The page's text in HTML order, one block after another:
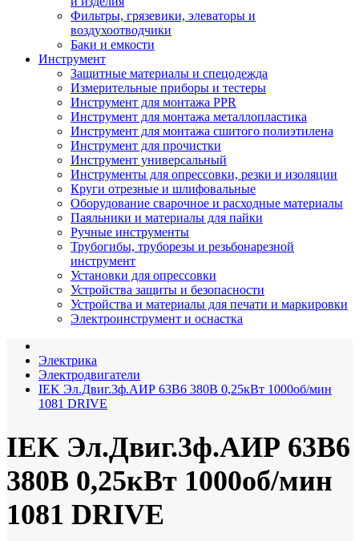
Фильтры, грязевики, элеваторы и
воздухоотводчики
Баки и емкости
Инструмент
Защитные материалы и спецодежда
Измерительные приборы и тестеры
Инструмент для монтажа PPR
Инструмент для монтажа металлопластика
Инструмент для монтажа сшитого полиэтилена
Инструмент для прочистки
Инструмент универсальный
Инструменты для опрессовки, резки и изоляции
Круги отрезные и шлифовальные
Оборудование сварочное и расходные материалы
Паяльники и материалы для пайки
Ручные инструменты
Трубогибы, труборезы и резьбонарезной
инструмент
Установки для опрессовки
Устройства защиты и безопасности
Устройства и материалы для печати и маркировки
Электроинструмент и оснастка
Электрика
Электродвигатели
IEK Эл.Двиг.3ф.АИР 63B6 380В 0,25кВт 1000об/мин
1081 DRIVE
IEK Эл.Двиг.3ф.АИР 63B6
380В 0,25кВт 1000об/мин
1081 DRIVE